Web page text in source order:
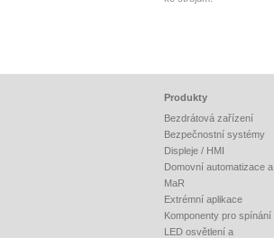
Produkty
Bezdrátová zařízení
Bezpečnostní systémy
Displeje / HMI
Domovní automatizace a
MaR
Extrémní aplikace
Komponenty pro spínání
LED osvětlení a